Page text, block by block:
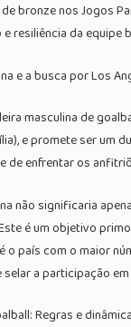
bronze nos Jogos
resiliência da equipe
e a busca por Los
masculina de
e promete ser um
de enfrentar os
não significaria
é um objetivo
o país com o maior
a participação
Regras e dinâmica